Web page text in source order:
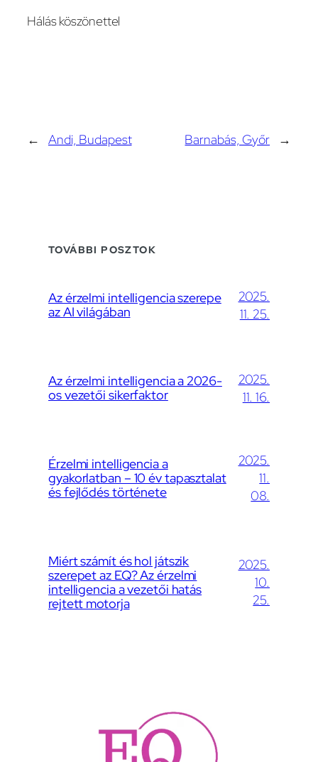
Hálás köszönettel
← Andi, Budapest Barnabás, Győr →
TOVÁBBI POSZTOK
Az érzelmi intelligencia szerepe
az AI világában
2025.
11. 25.
Az érzelmi intelligencia a 2026-
os vezetői sikerfaktor
2025.
11. 16.
Érzelmi intelligencia a
gyakorlatban – 10 év tapasztalat
és fejlődés története
2025.
11.
08.
Miért számít és hol játszik
szerepet az EQ? Az érzelmi
intelligencia a vezetői hatás
rejtett motorja
2025.
10.
25.